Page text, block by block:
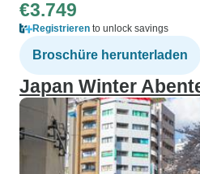
€3.749
Registrieren to unlock savings
Broschüre herunterladen
Japan Winter